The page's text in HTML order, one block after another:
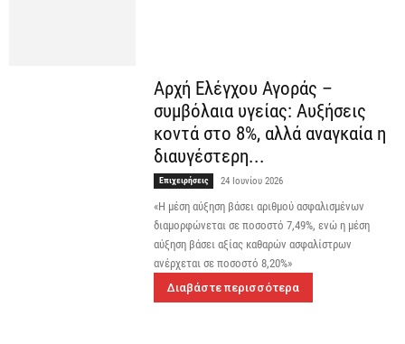
Αρχή Ελέγχου Αγοράς –
συμβόλαια υγείας: Αυξήσεις
κοντά στο 8%, αλλά αναγκαία η
διαυγέστερη...
Επιχειρήσεις 24 Ιουνίου 2026
«Η μέση αύξηση βάσει αριθμού ασφαλισμένων
διαμορφώνεται σε ποσοστό 7,49%, ενώ η μέση
αύξηση βάσει αξίας καθαρών ασφαλίστρων
ανέρχεται σε ποσοστό 8,20%»
Διαβάστε περισσότερα